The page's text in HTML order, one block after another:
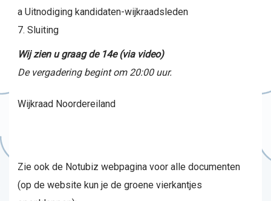
a Uitnodiging kandidaten-wijkraadsleden
Sluiting
Wij zien u graag de 14e (via video)
De vergadering begint om 20:00 uur.
Wijkraad Noordereiland
Zie ook de Notubiz webpagina voor alle documenten
(op de website kun je de groene vierkantjes